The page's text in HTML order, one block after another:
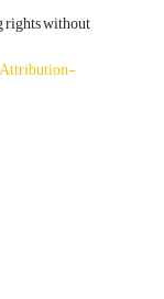
rights without
Attribution-